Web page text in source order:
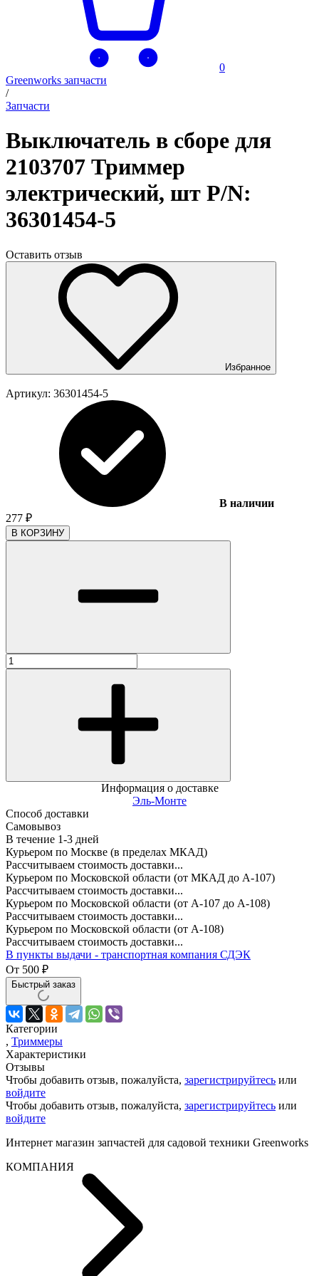
0
Greenworks запчасти
/
Запчасти
Выключатель в сборе для
2103707 Триммер
электрический, шт P/N:
36301454-5
Оставить отзыв
Избранное
Артикул: 36301454-5
В наличии
277 ₽
В КОРЗИНУ
Информация о доставке
Эль-Монте
Способ доставки
Самовывоз
В течение 1-3 дней
Курьером по Москве (в пределах МКАД)
Рассчитываем стоимость доставки...
Курьером по Московской области (от МКАД до А-107)
Рассчитываем стоимость доставки...
Курьером по Московской области (от А-107 до А-108)
Рассчитываем стоимость доставки...
Курьером по Московской области (от А-108)
Рассчитываем стоимость доставки...
В пункты выдачи - транспортная компания СДЭК
От 500 ₽
Быстрый заказ
Категории
, Триммеры
Характеристики
Отзывы
Чтобы добавить отзыв, пожалуйста, зарегистрируйтесь или
войдите
Чтобы добавить отзыв, пожалуйста, зарегистрируйтесь или
войдите
Интернет магазин запчастей для садовой техники Greenworks
КОМПАНИЯ